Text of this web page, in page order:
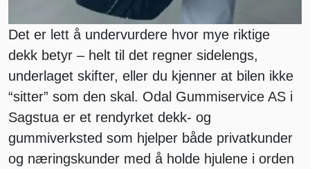
Det er lett å undervurdere hvor mye riktige
dekk betyr – helt til det regner sidelengs,
underlaget skifter, eller du kjenner at bilen ikke
“sitter” som den skal. Odal Gummiservice AS i
Sagstua er et rendyrket dekk- og
gummiverksted som hjelper både privatkunder
og næringskunder med å holde hjulene i orden